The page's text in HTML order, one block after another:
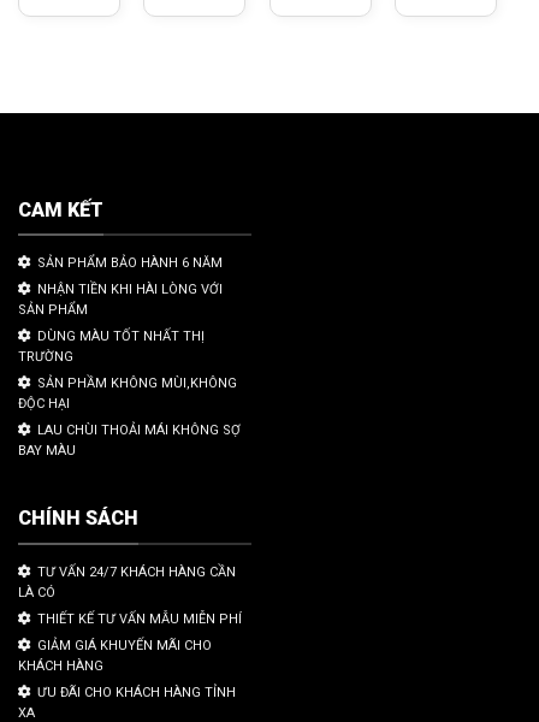
CAM KẾT
SẢN PHẨM BẢO HÀNH 6 NĂM
NHẬN TIỀN KHI HÀI LÒNG VỚI
SẢN PHẨM
DÙNG MÀU TỐT NHẤT THỊ
TRƯỜNG
SẢN PHẦM KHÔNG MÙI,KHÔNG
ĐỘC HẠI
LAU CHÙI THOẢI MÁI KHÔNG SỢ
BAY MÀU
CHÍNH SÁCH
TƯ VẤN 24/7 KHÁCH HÀNG CẦN
LÀ CÓ
THIẾT KẾ TƯ VẤN MẪU MIỄN PHÍ
GIẢM GIÁ KHUYẾN MÃI CHO
KHÁCH HÀNG
ƯU ĐÃI CHO KHÁCH HÀNG TỈNH
XA